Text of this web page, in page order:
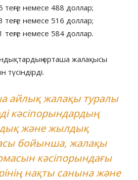
немесе 488 доллар;
немесе 516 доллар;
немесе 584 доллар.
орташа жалақысы
айлық жалақы туралы
кәсіпорындардың
және жылдық
бойынша, жалақы
кәсіпорындағы
нақты санына және